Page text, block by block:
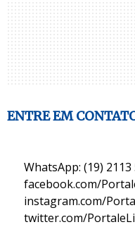
ENTRE EM
WhatsApp: (19)
facebook.com/
instagram.com/
twitter.com/